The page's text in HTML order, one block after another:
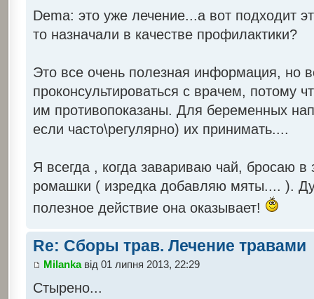
Dema: это уже лечение...а вот подходит
то назначали в качестве профилактики?
Это все очень полезная информация, но
проконсультироваться с врачем, потому
им противопоказаны. Для беременных
если часто\регулярно) их принимать....
Я всегда , когда завариваю чай, бросаю в
ромашки ( изредка добавляю мяты.... ).
полезное действие она оказывает!
Re: Сборы трав. Лечение травами
Milankaвід 01 липня 2013, 22:29
Стырено...